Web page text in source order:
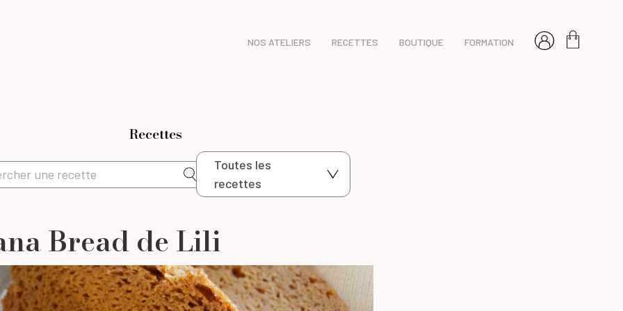
NOS ATELIERS RECETTES BOUTIQUE FORMATION
Recettes
Toutes les
recettes
Bread de Lili